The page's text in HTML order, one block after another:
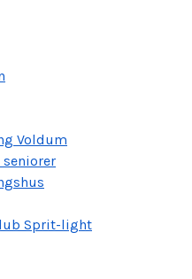
Voldum
Sprit-light